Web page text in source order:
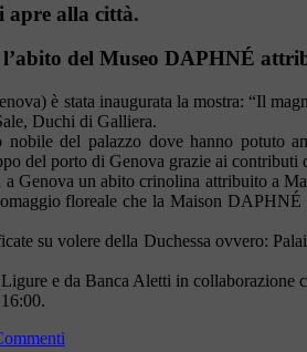
apre alla città.
del Museo DAPHNÉ
è stata inaugurata la mostra: “Il
Duchi di Galliera.
del palazzo dove hanno potuto
del porto di Genova grazie ai contributi
Genova un abito crinolina attribuito a
floreale che la Maison
su volere della Duchessa ovvero:
e da Banca Aletti in